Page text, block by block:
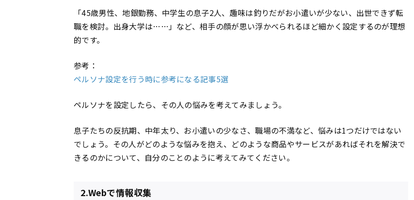
「45歳男性、地銀勤務、中学生の息子2人、趣味は釣りだがお小遣いが少ない、出世できず転
職を検討。出身大学は……」など、相手の顔が思い浮かべられるほど細かく設定するのが理想
的です。
参考：
ペルソナ設定を行う時に参考になる記事5選
ペルソナを設定したら、その人の悩みを考えてみましょう。
息子たちの反抗期、中年太り、お小遣いの少なさ、職場の不満など、悩みは1つだけではない
でしょう。その人がどのような悩みを抱え、どのような商品やサービスがあればそれを解決で
きるのかについて、自分のことのように考えてみてください。
2.Webで情報収集